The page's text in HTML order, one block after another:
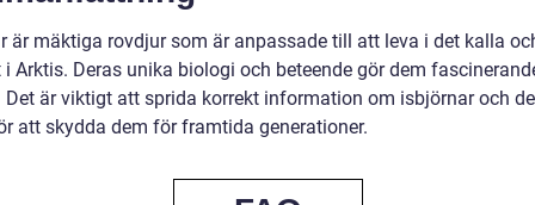
är mäktiga rovdjur som är anpassade till att leva i det kalla
Arktis. Deras unika biologi och beteende gör dem
Det är viktigt att sprida korrekt information om isbjörnar och
att skydda dem för framtida generationer.